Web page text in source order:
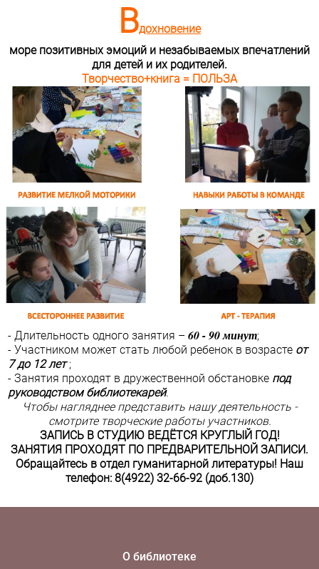
Вдохновение
море позитивных эмоций и незабываемых впечатлений
для детей и их родителей.
Творчество+книга = ПОЛЬЗА
- Длительность одного занятия –60 - 90 минут;
- Участником может стать любой ребенок в возрасте от
7 до 12 лет ;
- Занятия проходят в дружественной обстановке под
руководством библиотекарей.
Чтобы нагляднее представить нашу деятельность -
смотрите творческие работы участников.
ЗАПИСЬ В СТУДИЮ ВЕДЁТСЯ КРУГЛЫЙ ГОД!
ЗАНЯТИЯ ПРОХОДЯТ ПО ПРЕДВАРИТЕЛЬНОЙ ЗАПИСИ.
Обращайтесь в отдел гуманитарной литературы! Наш
телефон: 8(4922) 32-66-92 (доб.130)
О библиотеке